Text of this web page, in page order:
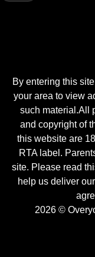
By entering this
your area to view
such material.All
and copyright of
this website are
RTA label.
site. Please read
help us deliver
2026 ©